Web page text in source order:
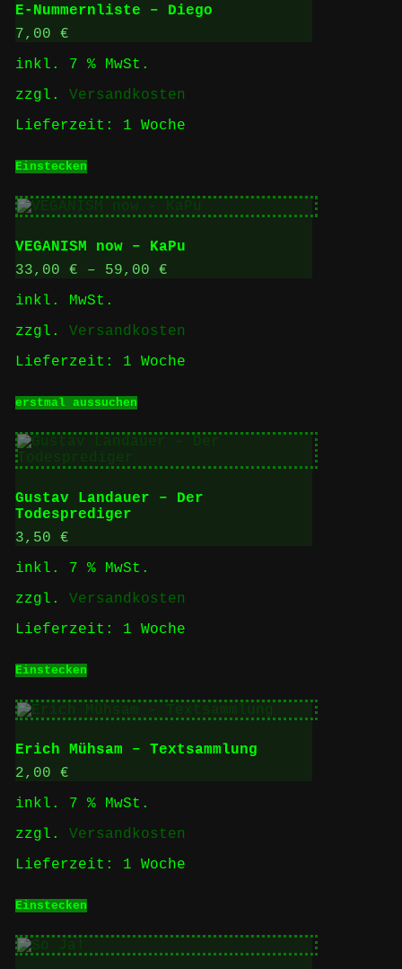
E-Nummernliste – Diego
7,00 €
inkl. 7 % MwSt.
zzgl. Versandkosten
Lieferzeit: 1 Woche
Einstecken
VEGANISM now – KaPu
33,00 € – 59,00 €
inkl. MwSt.
zzgl. Versandkosten
Lieferzeit: 1 Woche
erstmal aussuchenProdukt
mehrere
auf.
Optionen
Produktseite
werden
Gustav Landauer – Der
Todesprediger
3,50 €
inkl. 7 % MwSt.
zzgl. Versandkosten
Lieferzeit: 1 Woche
Einstecken
Erich Mühsam – Textsammlung
2,00 €
inkl. 7 % MwSt.
zzgl. Versandkosten
Lieferzeit: 1 Woche
Einstecken